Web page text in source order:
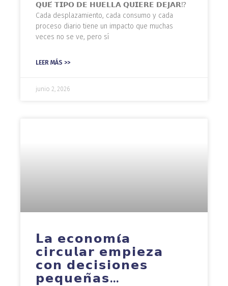
𝗤𝗨𝗘́ 𝗧𝗜𝗣𝗢 𝗗𝗘 𝗛𝗨𝗘𝗟𝗟𝗔 𝗤𝗨𝗜𝗘𝗥𝗘 𝗗𝗘𝗝𝗔𝗥⁉️
Cada desplazamiento, cada consumo y cada
proceso diario tiene un impacto que muchas
veces no se ve, pero sí
LEER MÁS >>
junio 2, 2026
𝗟𝗮 𝗲𝗰𝗼𝗻𝗼𝗺𝛊́𝗮
𝗰𝗶𝗿𝗰𝘂𝗹𝗮𝗿 𝗲𝗺𝗽𝗶𝗲𝘇𝗮
𝗰𝗼𝗻 𝗱𝗲𝗰𝗶𝘀𝗶𝗼𝗻𝗲𝘀
𝗽𝗲𝗾𝘂𝗲𝗻̃𝗮𝘀…